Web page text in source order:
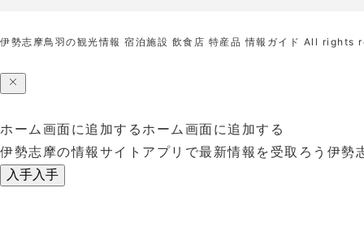
伊勢志摩鳥羽の観光情報 宿泊施設 飲食店 特産品 情報ガイド All rights
ホーム画面に追加する ホーム画面に追加する
伊勢志摩の情報サイトアプリで最新情報を受取ろう 伊勢
入手入手